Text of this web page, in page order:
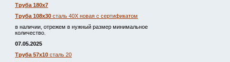
Труба 180х7
Труба 108х30 сталь 40Х новая с сертификатом
в наличии, отрежем в нужный размер минимальное
количество.
07.05.2025
Труба 57х10 сталь 20